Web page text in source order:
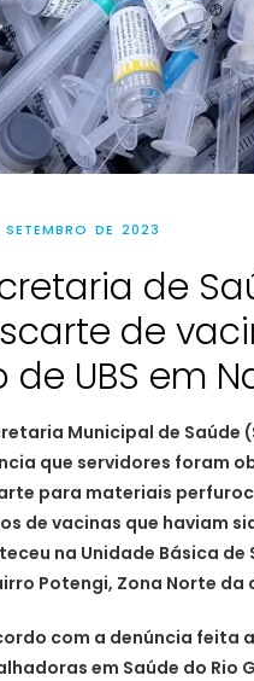
DE 2023
de
de
de UBS em
Municipal de Saúde
que servidores foram
para materiais
de vacinas que haviam
na Unidade Básica de
Potengi, Zona Norte da
com a denúncia feita
em Saúde do Rio